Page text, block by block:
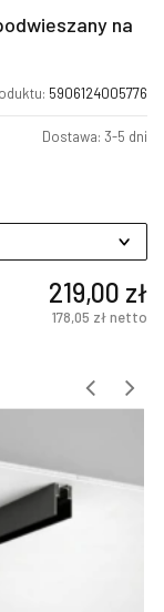
na
5906124005776
Dostawa: 3-5 dni
219,00 zł
178,05 złnetto